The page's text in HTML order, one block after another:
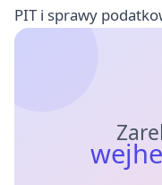
PIT i sprawy